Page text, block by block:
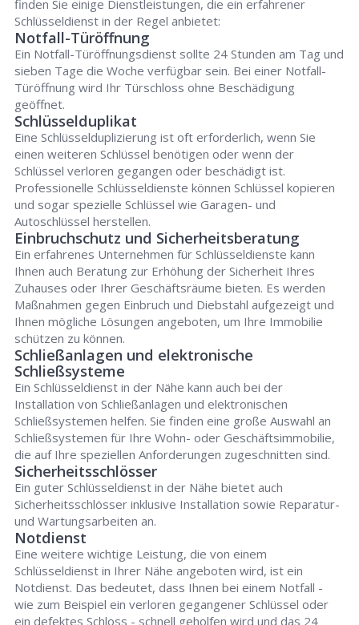
finden Sie einige Dienstleistungen, die ein erfahrener
Schlüsseldienst in der Regel anbietet:
Notfall-Türöffnung
Ein Notfall-Türöffnungsdienst sollte 24 Stunden am Tag und
sieben Tage die Woche verfügbar sein. Bei einer Notfall-
Türöffnung wird Ihr Türschloss ohne Beschädigung
geöffnet.
Schlüsselduplikat
Eine Schlüsselduplizierung ist oft erforderlich, wenn Sie
einen weiteren Schlüssel benötigen oder wenn der
Schlüssel verloren gegangen oder beschädigt ist.
Professionelle Schlüsseldienste können Schlüssel kopieren
und sogar spezielle Schlüssel wie Garagen- und
Autoschlüssel herstellen.
Einbruchschutz und Sicherheitsberatung
Ein erfahrenes Unternehmen für Schlüsseldienste kann
Ihnen auch Beratung zur Erhöhung der Sicherheit Ihres
Zuhauses oder Ihrer Geschäftsräume bieten. Es werden
Maßnahmen gegen Einbruch und Diebstahl aufgezeigt und
Ihnen mögliche Lösungen angeboten, um Ihre Immobilie
schützen zu können.
Schließanlagen und elektronische
Schließsysteme
Ein Schlüsseldienst in der Nähe kann auch bei der
Installation von Schließanlagen und elektronischen
Schließsystemen helfen. Sie finden eine große Auswahl an
Schließsystemen für Ihre Wohn- oder Geschäftsimmobilie,
die auf Ihre speziellen Anforderungen zugeschnitten sind.
Sicherheitsschlösser
Ein guter Schlüsseldienst in der Nähe bietet auch
Sicherheitsschlösser inklusive Installation sowie Reparatur-
und Wartungsarbeiten an.
Notdienst
Eine weitere wichtige Leistung, die von einem
Schlüsseldienst in Ihrer Nähe angeboten wird, ist ein
Notdienst. Das bedeutet, dass Ihnen bei einem Notfall -
wie zum Beispiel ein verloren gegangener Schlüssel oder
ein defektes Schloss - schnell geholfen wird und das 24